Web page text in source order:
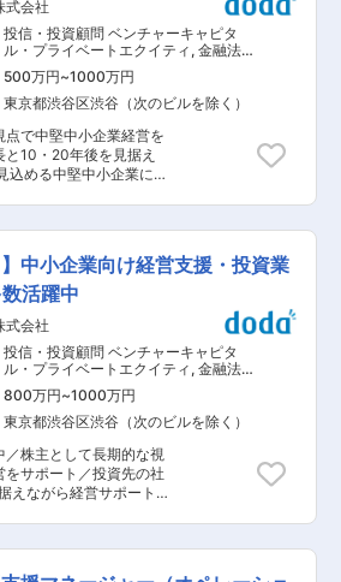
ス・キャピタル・パー
のGCPXの特徴は、キャ
に経営に寄り添った立ち
。更に、キャピタリス
締役として経営参画し
に対し、GCPXにおい
り込み、重要な局面/テー
に応じて執行レイヤーま
は
コンサルファームやス
社出身者など様々なバ
くみ取り、その解決や達
要件定義や望ましい組織
人材の採用支援まで行
よりますが、1社1社に
、半年で2社前後の支
て行います。 キャピタリ
うため、起業家の想いや
ではの解像度で理解す
支援にも活かすことが
あり魅力となっていま
ja グロービス・
（GCP）は、日本を拠
い、経営に参画するこ
ます。主にテクノロジ
式会社
投信・投資顧問 ベンチャーキャピタ
ル・プライベートエクイティ , 金融法人
営業 戦略・経営コンサルタント
500万円~1000万円
東京都渋谷区渋谷（次のビルを除く）
点で中堅中小企業経営を
10・20年後を見据え
込める中堅中小企業に対
営相談相手になり、
わたり成長支援を行う
の出資先を担当し、経
します。新規事業やＭ
談もあります。 （2）
政策の相談にのり、出
を行い、手続きまで行
社程度、経営者に訪問し
します。出資に至るま
し、企業審査では当該
関にもヒアリングしま
援し、顧客の利益を最大
配当が当社の利益となる
上げを上げるため指定の
要はありません。当社
優良な中小企業の事業
】中小企業向け経営支援・投資業
活躍中
式会社
投信・投資顧問 ベンチャーキャピタ
ル・プライベートエクイティ , 金融法人
営業 戦略・経営コンサルタント
800万円~1000万円
東京都渋谷区渋谷（次のビルを除く）
／株主として長期的な視
サポート／投資先の社
えながら経営サポート
務。 ー25〜40社程の出
把握し個別に支援しま